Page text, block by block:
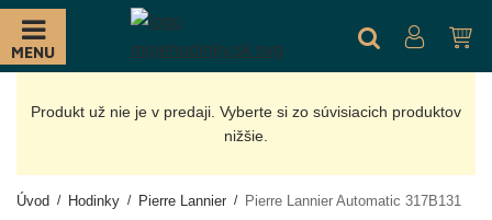
MENU
Produkt už nie je v predaji. Vyberte si zo súvisiacich produktov
nižšie.
Úvod Hodinky Pierre Lannier Pierre Lannier Automatic 317B131